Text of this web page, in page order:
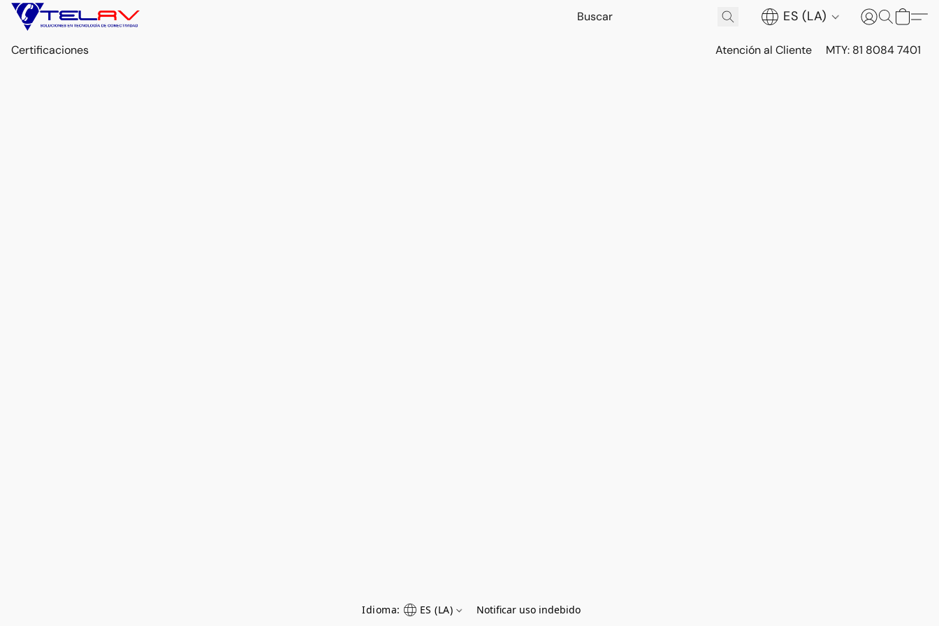
ES (LA)
Certificaciones Atención al Cliente MTY: 81 8084 7401
Idioma: ES (LA) Notificar uso indebido